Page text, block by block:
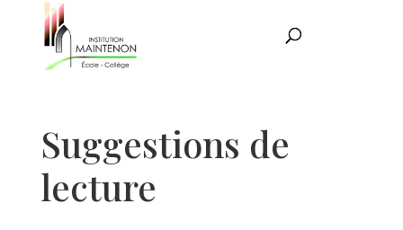
Suggestions de
lecture